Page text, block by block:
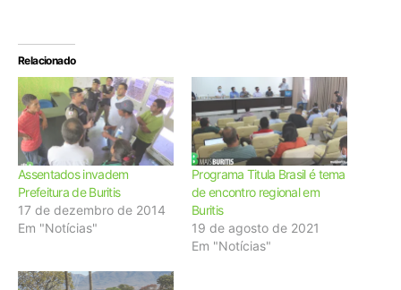
Relacionado
Assentados invadem
Prefeitura de Buritis
17 de dezembro de 2014
Em "Notícias"
Programa Titula Brasil é tema
de encontro regional em
Buritis
19 de agosto de 2021
Em "Notícias"